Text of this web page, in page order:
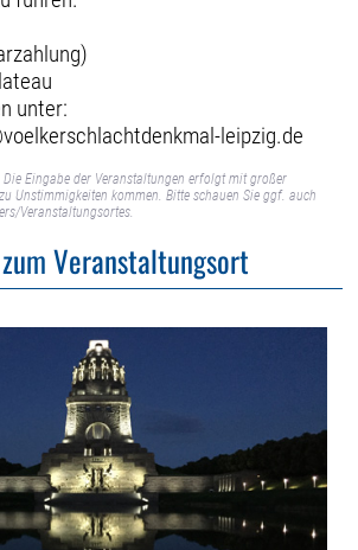
unter:
leipzig.de
Die Eingabe der Veranstaltungen erfolgt mit großer
Unstimmigkeiten kommen. Bitte schauen Sie ggf. auch
Veranstaltungsortes.
Veranstaltungsort